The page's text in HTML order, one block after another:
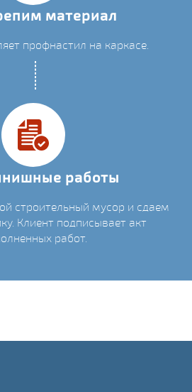
материал
профнастил на каркасе.
работы
строительный мусор и сдаем
Клиент подписывает акт
работ.